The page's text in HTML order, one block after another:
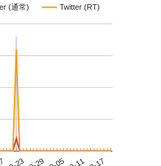
(通常) Twitter (RT)